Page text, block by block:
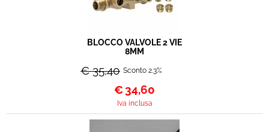
BLOCCO VALVOLE 2 VIE
8MM
€ 35,40 Sconto 2.3%
€ 34,60
Iva inclusa